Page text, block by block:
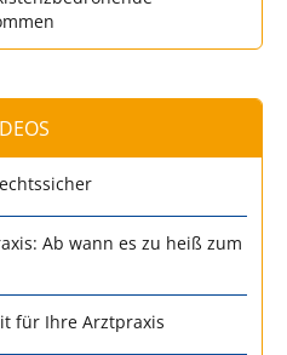
Ab wann es zu heiß zum
für Ihre Arztpraxis